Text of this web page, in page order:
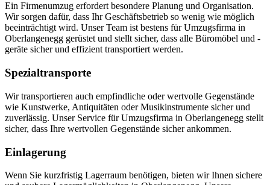
Ein Firmenumzug erfordert besondere Planung und Organisation.
Wir sorgen dafür, dass Ihr Geschäftsbetrieb so wenig wie möglich
beeinträchtigt wird. Unser Team ist bestens für Umzugsfirma in
Oberlangenegg gerüstet und stellt sicher, dass alle Büromöbel und -
geräte sicher und effizient transportiert werden.
Spezialtransporte
Wir transportieren auch empfindliche oder wertvolle Gegenstände
wie Kunstwerke, Antiquitäten oder Musikinstrumente sicher und
zuverlässig. Unser Service für Umzugsfirma in Oberlangenegg stellt
sicher, dass Ihre wertvollen Gegenstände sicher ankommen.
Einlagerung
Wenn Sie kurzfristig Lagerraum benötigen, bieten wir Ihnen sichere